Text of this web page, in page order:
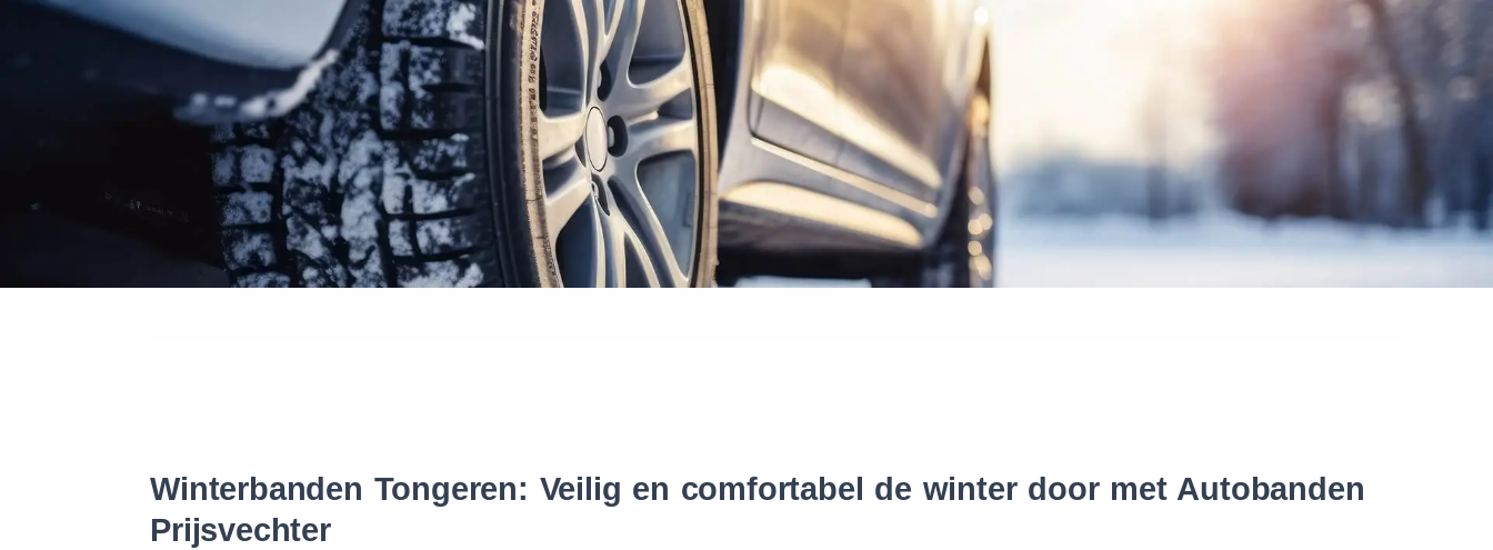
Breedte: Hoogte:
Waar vind ik de maat van mijn banden
Help mij met bestellen
Winterbanden Tongeren: Veilig en comfortabel de winter door met Autobanden
Prijsvechter